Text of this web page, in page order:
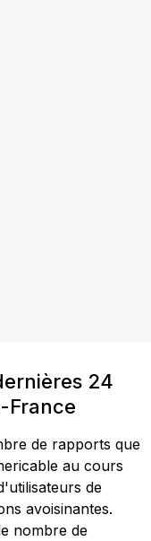
24
France
de rapports que
au cours
de
avoisinantes.
nombre de